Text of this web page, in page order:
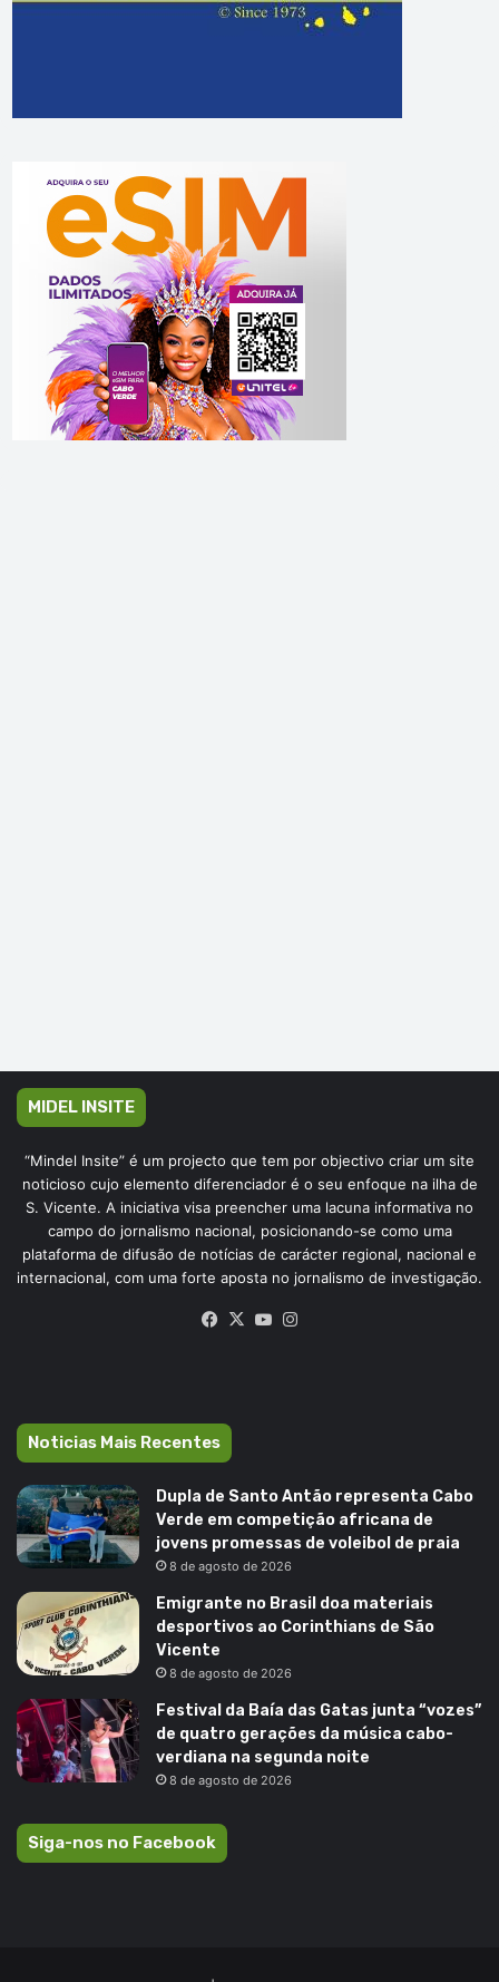
MIDEL INSITE
“Mindel Insite” é um projecto que tem por objectivo criar um site
noticioso cujo elemento diferenciador é o seu enfoque na ilha de
S. Vicente. A iniciativa visa preencher uma lacuna informativa no
campo do jornalismo nacional, posicionando-se como uma
plataforma de difusão de notícias de carácter regional, nacional e
internacional, com uma forte aposta no jornalismo de investigação.
Facebook
X YouTube
Noticias Mais Recentes
Dupla de Santo Antão representa Cabo
Verde em competição africana de
jovens promessas de voleibol de praia
8 de agosto de 2026
Emigrante no Brasil doa materiais
desportivos ao Corinthians de São
Vicente
8 de agosto de 2026
Festival da Baía das Gatas junta “vozes”
de quatro gerações da música cabo-
verdiana na segunda noite
8 de agosto de 2026
Siga-nos no Facebook